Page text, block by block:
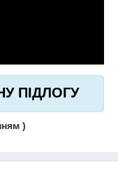
ПІДЛОГУ
)